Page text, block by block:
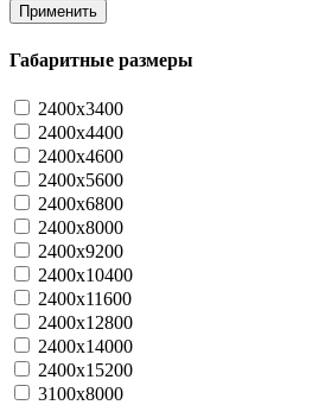
Применить
Габаритные размеры
2400x3400
2400x4400
2400x4600
2400x5600
2400x6800
2400x8000
2400x9200
2400x10400
2400x11600
2400x12800
2400x14000
2400x15200
3100x8000